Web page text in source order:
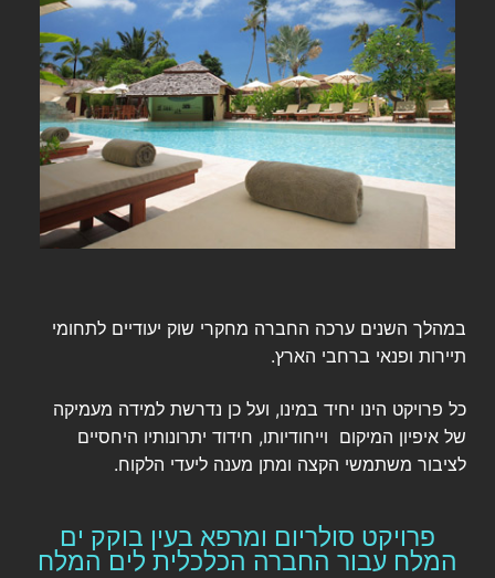
במהלך השנים ערכה החברה מחקרי שוק יעודיים לתחומי
תיירות ופנאי ברחבי הארץ.
כל פרויקט הינו יחיד במינו, ועל כן נדרשת למידה מעמיקה
של איפיון המיקום וייחודיותו, חידוד יתרונותיו היחסיים
לציבור משתמשי הקצה ומתן מענה ליעדי הלקוח.
פרויקט סולריום ומרפא בעין בוקק ים
המלח עבור החברה הכלכלית לים המלח